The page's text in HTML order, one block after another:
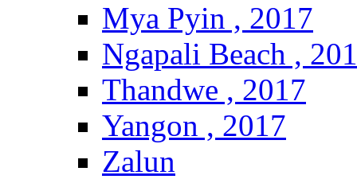
Mya Pyin , 2017
Ngapali Beach ,
Thandwe , 2017
Yangon , 2017
Zalun